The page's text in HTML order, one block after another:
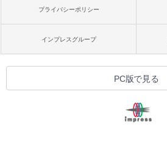
プライバシーポリシー
インプレスグループ
PC版で見る